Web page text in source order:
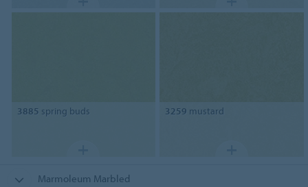
3885 spring buds 3259 mustard
Marmoleum Marbled